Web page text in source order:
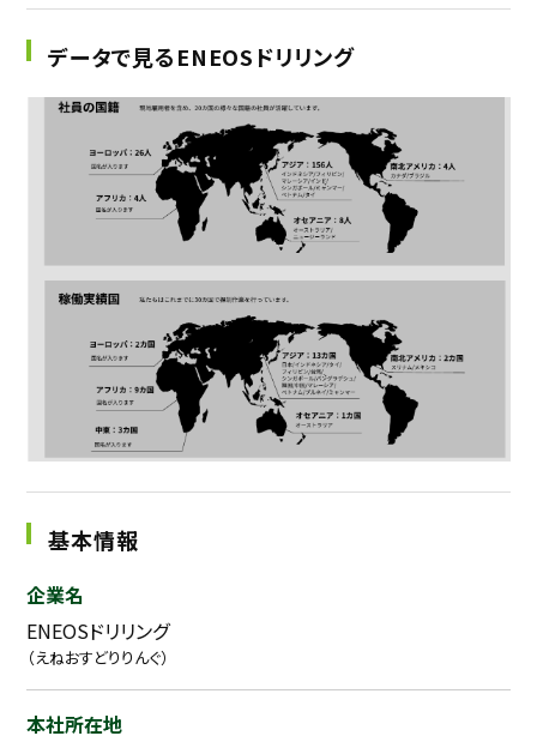
データで見るENEOSドリリング
基本情報
企業名
ENEOSドリリング
（えねおすどりりんぐ）
本社所在地